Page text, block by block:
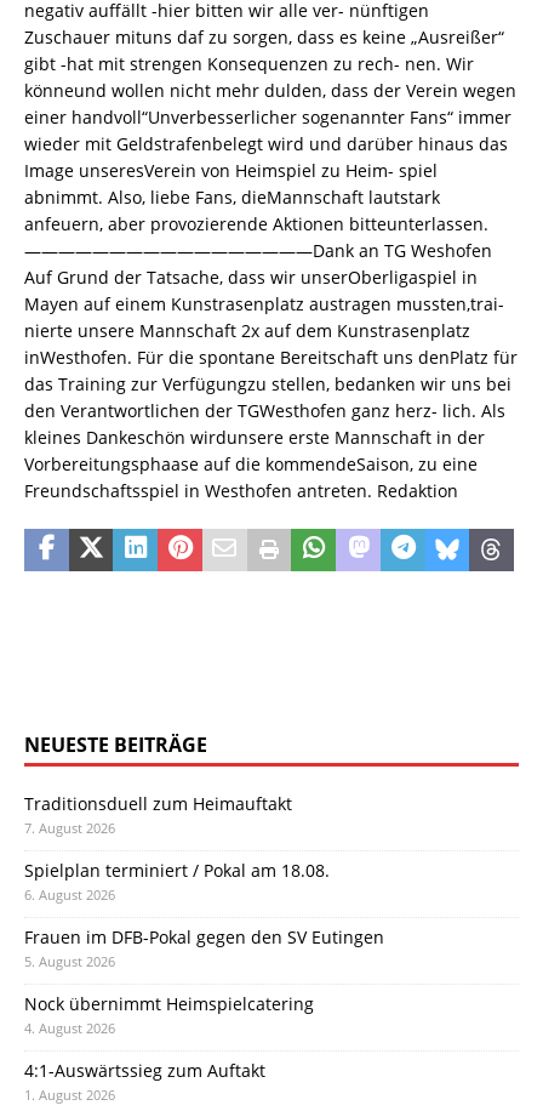
negativ auffällt -hier bitten wir alle ver- nünftigen
Zuschauer mituns daf zu sorgen, dass es keine „Ausreißer“
gibt -hat mit strengen Konsequenzen zu rech- nen. Wir
könneund wollen nicht mehr dulden, dass der Verein wegen
einer handvoll“Unverbesserlicher sogenannter Fans“ immer
wieder mit Geldstrafenbelegt wird und darüber hinaus das
Image unseresVerein von Heimspiel zu Heim- spiel
abnimmt. Also, liebe Fans, dieMannschaft lautstark
anfeuern, aber provozierende Aktionen bitteunterlassen.
—————————————————Dank an TG Weshofen
Auf Grund der Tatsache, dass wir unserOberligaspiel in
Mayen auf einem Kunstrasenplatz austragen mussten,trai-
nierte unsere Mannschaft 2x auf dem Kunstrasenplatz
inWesthofen. Für die spontane Bereitschaft uns denPlatz für
das Training zur Verfügungzu stellen, bedanken wir uns bei
den Verantwortlichen der TGWesthofen ganz herz- lich. Als
kleines Dankeschön wirdunsere erste Mannschaft in der
Vorbereitungsphaase auf die kommendeSaison, zu eine
Freundschaftsspiel in Westhofen antreten. Redaktion
NEUESTE BEITRÄGE
Traditionsduell zum Heimauftakt
7. August 2026
Spielplan terminiert / Pokal am 18.08.
6. August 2026
Frauen im DFB-Pokal gegen den SV Eutingen
5. August 2026
Nock übernimmt Heimspielcatering
4. August 2026
4:1-Auswärtssieg zum Auftakt
1. August 2026